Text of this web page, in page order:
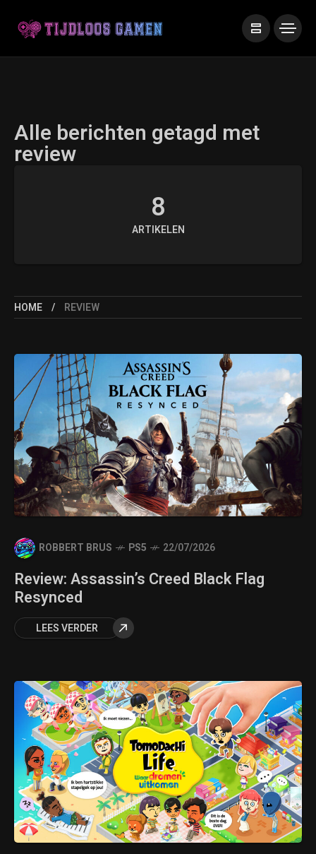
Alle berichten getagd met
review
8
ARTIKELEN
HOME REVIEW
ROBBERT BRUS PS5 22/07/2026
Review: Assassin’s Creed Black Flag
Resynced
LEES VERDER